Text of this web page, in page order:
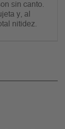
sin canto.
y, al
nitidez.